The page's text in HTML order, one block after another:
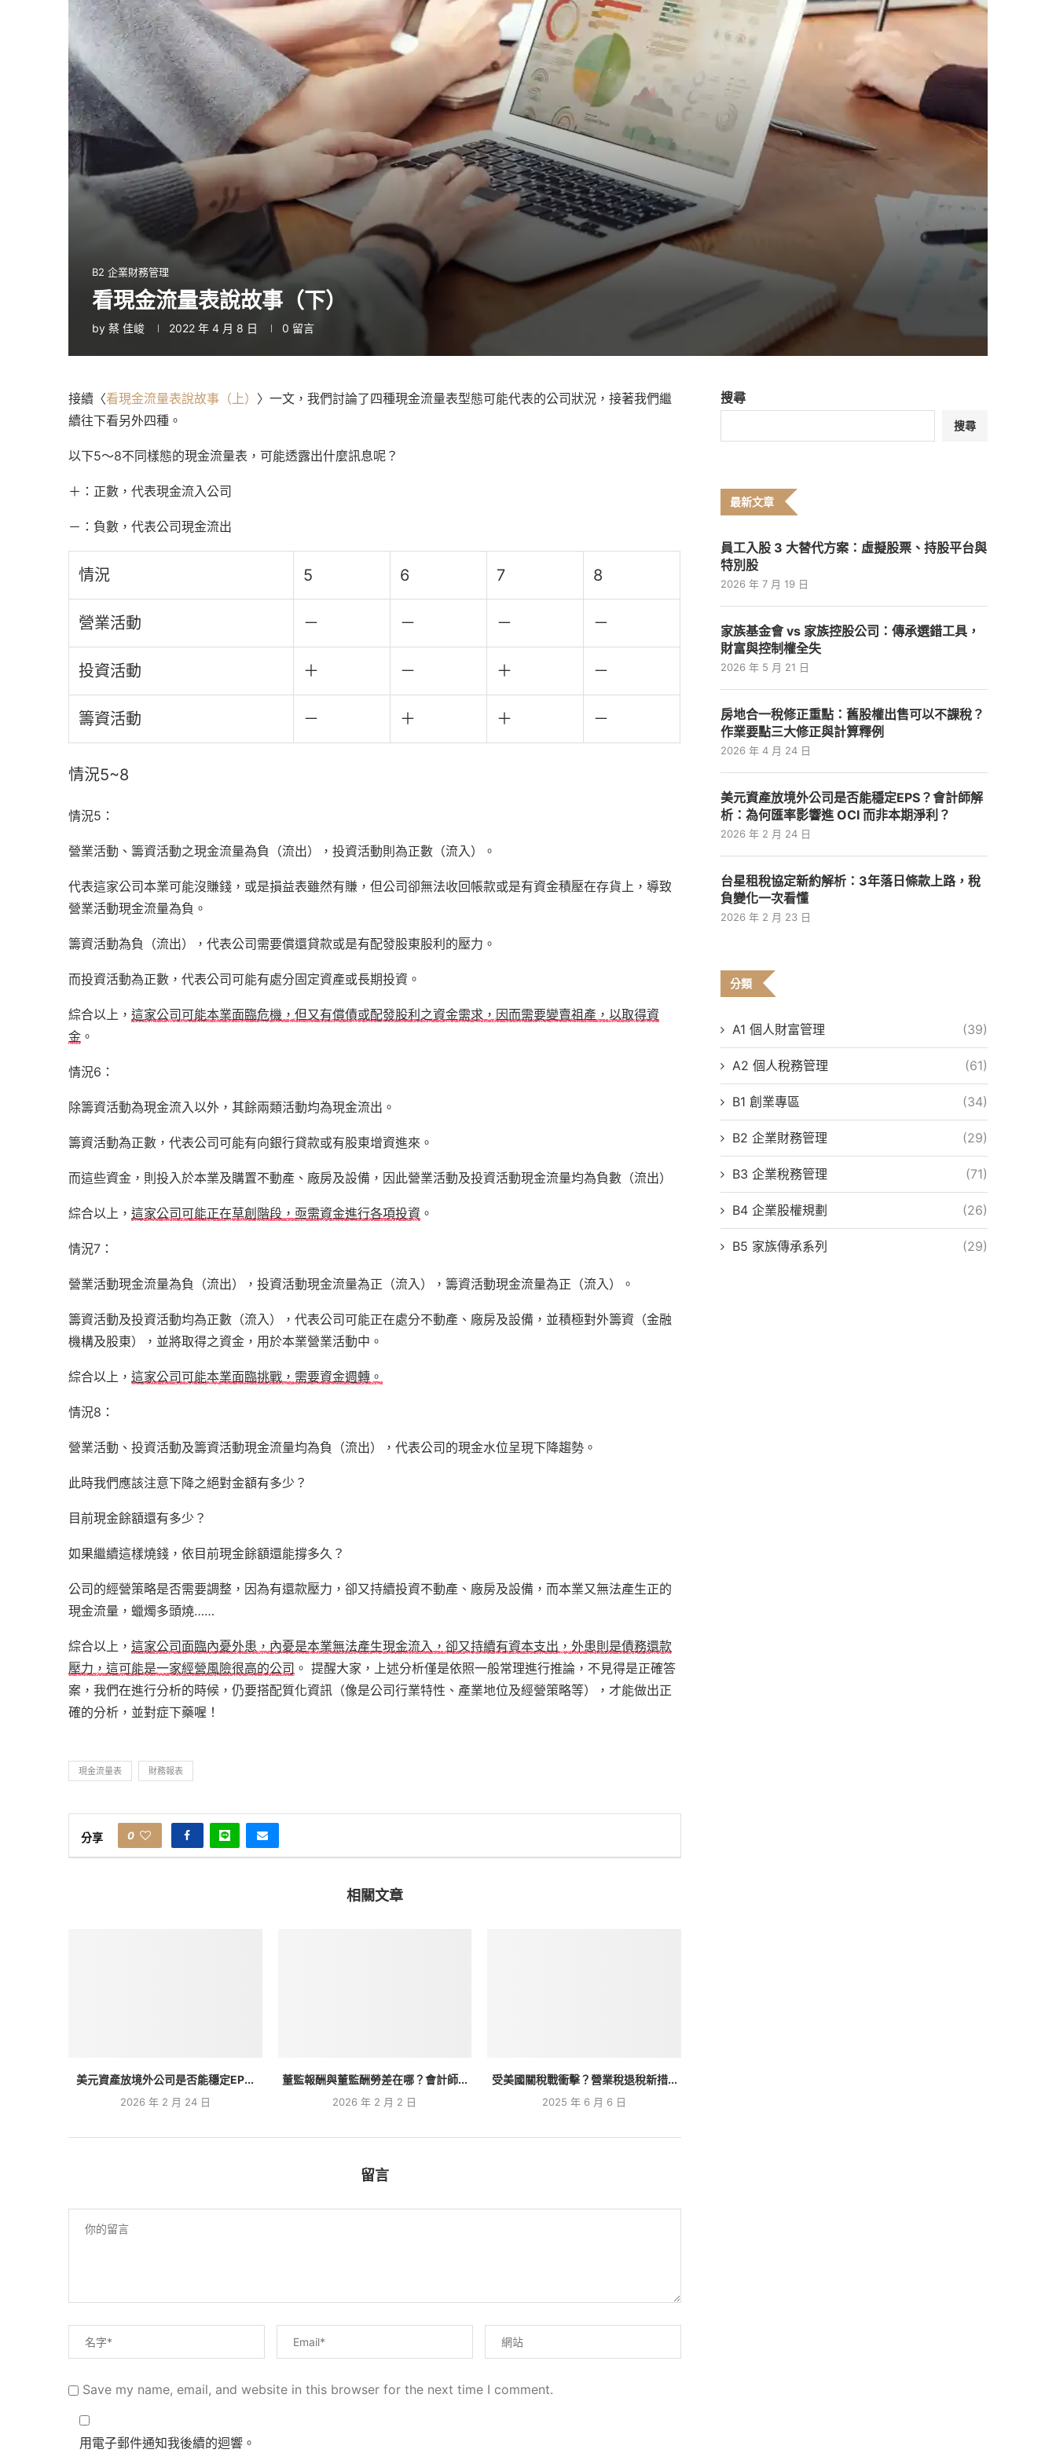
B2 企業財務管理
看現金流量表說故事（下）
by 蔡 佳峻 2022 年 4 月 8 日 0 留言
接續〈看現金流量表說故事（上） 〉一文，我們討論了四種現金流量表型態可能代表的公司狀況，接著我們繼
續往下看另外四種。
以下5～8不同樣態的現金流量表，可能透露出什麼訊息呢？
＋：正數，代表現金流入公司
－：負數，代表公司現金流出
情況 5 6 7 8
營業活動 － － － －
投資活動 ＋ － ＋ －
籌資活動 － ＋ ＋ －
情況5~8
情況5：
營業活動、籌資活動之現金流量為負（流出），投資活動則為正數（流入）。
代表這家公司本業可能沒賺錢，或是損益表雖然有賺，但公司卻無法收回帳款或是有資金積壓在存貨上，導致
營業活動現金流量為負。
籌資活動為負（流出），代表公司需要償還貸款或是有配發股東股利的壓力。
而投資活動為正數，代表公司可能有處分固定資產或長期投資。
綜合以上， 這家公司可能本業面臨危機，但又有償債或配發股利之資金需求，因而需要變賣祖產，以取得資
金 。
情況6：
除籌資活動為現金流入以外，其餘兩類活動均為現金流出。
籌資活動為正數，代表公司可能有向銀行貸款或有股東增資進來。
而這些資金，則投入於本業及購置不動產、廠房及設備，因此營業活動及投資活動現金流量均為負數（流出）
綜合以上， 這家公司可能正在草創階段，亟需資金進行各項投資 。
情況7：
營業活動現金流量為負（流出），投資活動現金流量為正（流入），籌資活動現金流量為正（流入）。
籌資活動及投資活動均為正數（流入），代表公司可能正在處分不動產、廠房及設備，並積極對外籌資（金融
機構及股東），並將取得之資金，用於本業營業活動中。
綜合以上， 這家公司可能本業面臨挑戰，需要資金週轉。
情況8：
營業活動、投資活動及籌資活動現金流量均為負（流出），代表公司的現金水位呈現下降趨勢。
此時我們應該注意下降之絕對金額有多少？
目前現金餘額還有多少？
如果繼續這樣燒錢，依目前現金餘額還能撐多久？
公司的經營策略是否需要調整，因為有還款壓力，卻又持續投資不動產、廠房及設備，而本業又無法產生正的
現金流量，蠟燭多頭燒……
綜合以上， 這家公司面臨內憂外患，內憂是本業無法產生現金流入，卻又持續有資本支出，外患則是債務還款
壓力，這可能是一家經營風險很高的公司 。 提醒大家，上述分析僅是依照一般常理進行推論，不見得是正確答
案，我們在進行分析的時候，仍要搭配質化資訊（像是公司行業特性、產業地位及經營策略等），才能做出正
確的分析，並對症下藥喔！
現金流量表 財務報表
分享 0
相關文章
美元資產放境外公司是否能穩定EP...
2026 年 2 月 24 日
董監報酬與董監酬勞差在哪？會計師...
2026 年 2 月 2 日
受美國關稅戰衝擊？營業稅退稅新措...
2025 年 6 月 6 日
留言
Save my name, email, and website in this browser for the next time I comment.
用電子郵件通知我後續的迴響。
搜尋
搜尋
最新文章
員工入股 3 大替代方案：虛擬股票、持股平台與
特別股
2026 年 7 月 19 日
家族基金會 vs 家族控股公司：傳承選錯工具，
財富與控制權全失
2026 年 5 月 21 日
房地合一稅修正重點：舊股權出售可以不課稅？
作業要點三大修正與計算釋例
2026 年 4 月 24 日
美元資產放境外公司是否能穩定EPS？會計師解
析：為何匯率影響進 OCI 而非本期淨利？
2026 年 2 月 24 日
台星租稅協定新約解析：3年落日條款上路，稅
負變化一次看懂
2026 年 2 月 23 日
分類
A1 個人財富管理 (39)
A2 個人稅務管理 (61)
B1 創業專區 (34)
B2 企業財務管理 (29)
B3 企業稅務管理 (71)
B4 企業股權規劃 (26)
B5 家族傳承系列 (29)